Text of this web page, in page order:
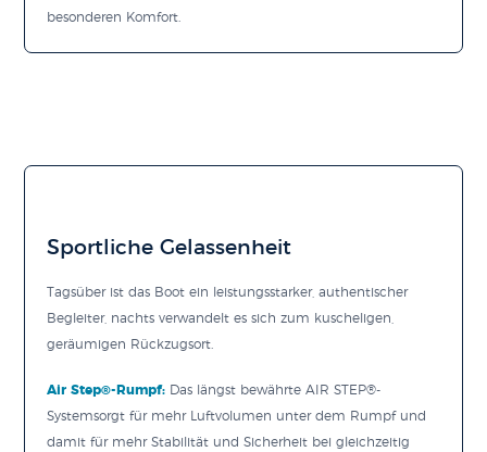
besonderen Komfort.
Sportliche Gelassenheit
Tagsüber ist das Boot ein leistungsstarker, authentischer
Begleiter, nachts verwandelt es sich zum kuscheligen,
geräumigen Rückzugsort.
Air Step®-Rumpf:
Das längst bewährte AIR STEP®-
Systemsorgt für mehr Luftvolumen unter dem Rumpf und
damit für mehr Stabilität und Sicherheit bei gleichzeitig